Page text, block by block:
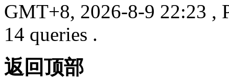
GMT+8, 2026-8-9 22:23 ,
14 queries .
返回顶部